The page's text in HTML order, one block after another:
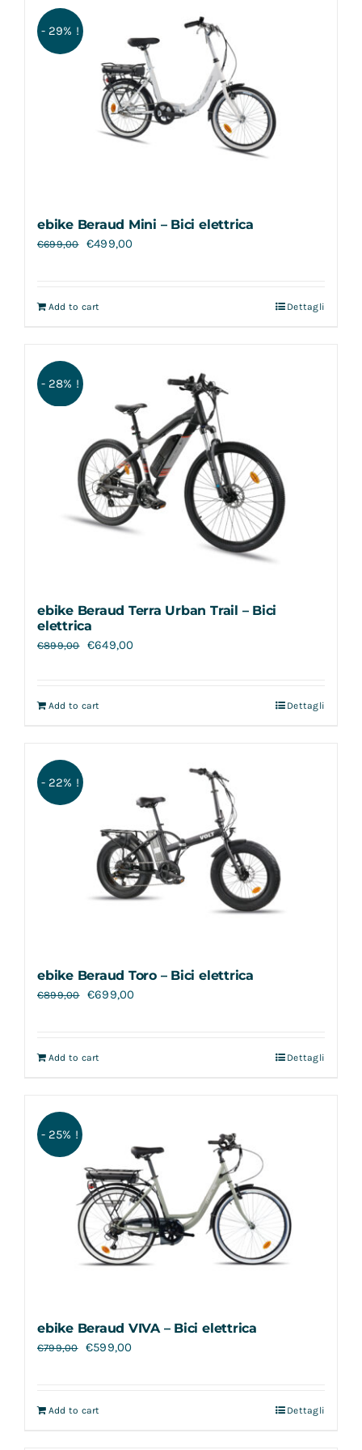
Contatti
- 29% !
ebike Beraud Mini – Bici elettrica
€699,00 €499,00
Add to cart Dettagli
- 28% !
ebike Beraud Terra Urban Trail – Bici
elettrica
€899,00 €649,00
Add to cart Dettagli
- 22% !
ebike Beraud Toro – Bici elettrica
€899,00 €699,00
Add to cart Dettagli
- 25% !
ebike Beraud VIVA – Bici elettrica
€799,00 €599,00
Add to cart Dettagli